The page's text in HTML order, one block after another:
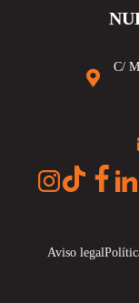
C/
Aviso legal